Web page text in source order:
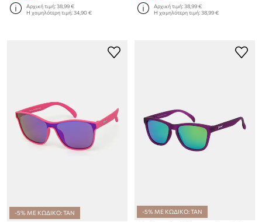
Αρχική τιμή:38,99 €
Η χαμηλότερη τιμή:34,90 €
Αρχική τιμή:38,99 €
Η χαμηλότερη τιμή:38,99 €
-5% ΜΕ ΚΩΔΙΚΟ: TAN -5% ΜΕ ΚΩΔΙΚΟ: TAN